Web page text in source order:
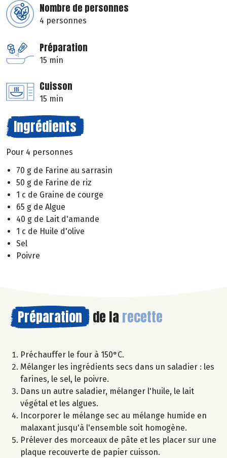
Nombre de personnes
4 personnes
Préparation
15 min
Cuisson
15 min
Ingrédients
Pour 4 personnes
70 g de Farine au sarrasin
50 g de Farine de riz
1 c de Graine de courge
65 g de Algue
40 g de Lait d'amande
1 c de Huile d'olive
Sel
Poivre
Préparation de la recette
Préchauffer le four à 150°C.
Mélanger les ingrédients secs dans un saladier : les
farines, le sel, le poivre.
Dans un autre saladier, mélanger l'huile, le lait
végétal et les algues.
Incorporer le mélange sec au mélange humide en
malaxant jusqu'à l'ensemble soit homogène.
Prélever des morceaux de pâte et les placer sur une
plaque recouverte de papier cuisson.